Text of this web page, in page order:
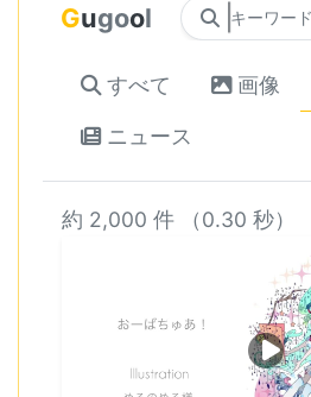
Gugool
すべて 画像
ニュース
約 2,000 件 （0.30 秒）